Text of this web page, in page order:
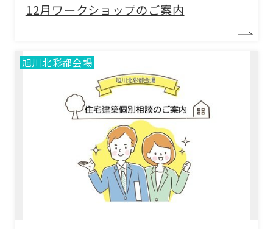
12月ワークショップのご案内
旭川北彩都会場